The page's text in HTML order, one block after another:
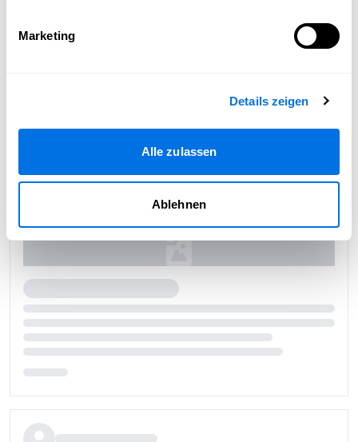
Marketing
Details zeigen
Alle zulassen
Ablehnen